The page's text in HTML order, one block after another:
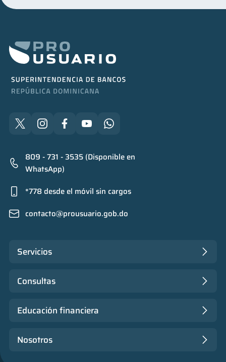
809 - 731 - 3535 (Disponible en
WhatsApp)
*778 desde el móvil sin cargos
contacto@prousuario.gob.do
Servicios
Consultas
Educación financiera
Nosotros